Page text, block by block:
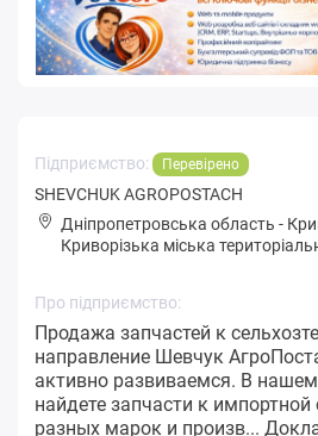
Підприємство: Перевірено
SHEVCHUK AGROPOSTACH
Дніпропетровська область -
Кpивopізькa міська
Про підприємство:
Продажа запчастей к
направление Шевчук
активно развиваемся. В
найдете запчасти к импортной
разных марок и произв...